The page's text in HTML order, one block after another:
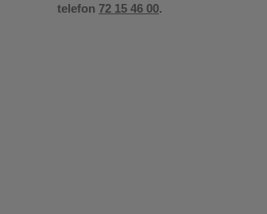
telefon 72 15 46 00.